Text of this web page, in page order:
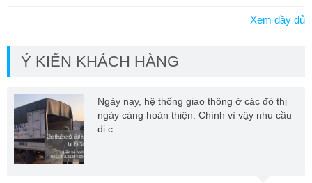
Xem đầy đủ
Ý KIẾN KHÁCH HÀNG
Ngày nay, hệ thống giao thông ở các đô thị
ngày càng hoàn thiện. Chính vì vậy nhu cầu
di c...